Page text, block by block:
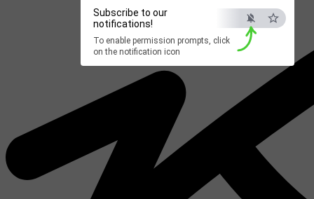
Subscribe to our
notifications!
To enable permission prompts, click
on the notification icon